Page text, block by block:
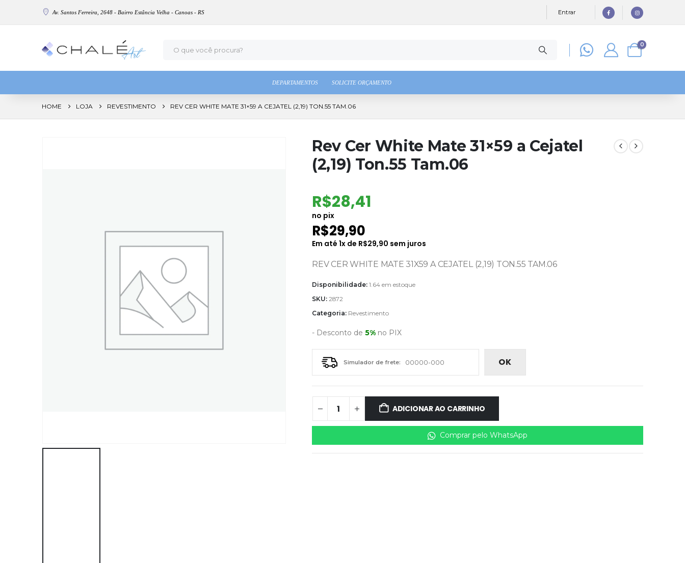
Av. Santos Ferreira, 2648 - Bairro Estância Velha - Canoas - RS Entrar
0
DEPARTAMENTOS SOLICITE ORÇAMENTO
HOME LOJA REVESTIMENTO REV CER WHITE MATE 31×59 A CEJATEL (2,19) TON.55 TAM.06
Rev Cer White Mate 31×59 a Cejatel
(2,19) Ton.55 Tam.06
R$28,41
no pix
R$29,90
Em até 1x de R$29,90 sem juros
REV CER WHITE MATE 31X59 A CEJATEL (2,19) TON.55 TAM.06
Disponibilidade: 1.64 em estoque
SKU: 2872
Categoria: Revestimento
- Desconto de 5% no PIX
Simulador de frete: OK
ADICIONAR AO CARRINHO
Comprar pelo WhatsApp